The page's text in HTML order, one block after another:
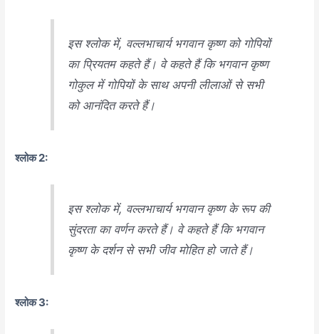
इस श्लोक में, वल्लभाचार्य भगवान कृष्ण को गोपियों
का प्रियतम कहते हैं। वे कहते हैं कि भगवान कृष्ण
गोकुल में गोपियों के साथ अपनी लीलाओं से सभी
को आनंदित करते हैं।
श्लोक 2:
इस श्लोक में, वल्लभाचार्य भगवान कृष्ण के रूप की
सुंदरता का वर्णन करते हैं। वे कहते हैं कि भगवान
कृष्ण के दर्शन से सभी जीव मोहित हो जाते हैं।
श्लोक 3: